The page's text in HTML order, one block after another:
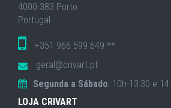
4000-383 Porto
Portugal
+351 966 599 649 **
geral@crivart.pt
Segunda a Sábado: 10h-13:30 e
LOJA CRIVART